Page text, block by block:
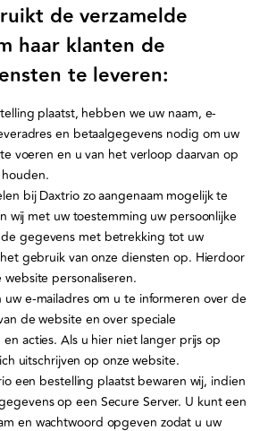
de verzamelde
haar klanten de
te leveren:
plaatst, hebben we uw naam, e-
en betaalgegevens nodig om uw
voeren en u van het verloop daarvan op
bij Daxtrio zo aangenaam mogelijk te
wij met uw toestemming uw persoonlijke
gegevens met betrekking tot uw
gebruik van onze diensten op. Hierdoor
personaliseren.
e-mailadres om u te informeren over de
de website en over speciale
acties. Als u hier niet langer prijs op
uitschrijven op onze website.
een bestelling plaatst bewaren wij, indien
op een Secure Server. U kunt een
en wachtwoord opgeven zodat u uw